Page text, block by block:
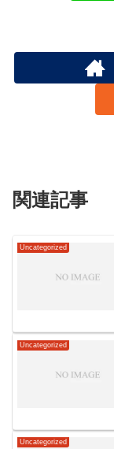
関連記事
Uncategorized
Uncategorized
Uncategorized